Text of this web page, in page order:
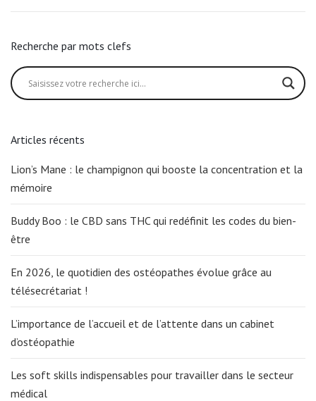
Recherche par mots clefs
Articles récents
Lion’s Mane : le champignon qui booste la concentration et la
mémoire
Buddy Boo : le CBD sans THC qui redéfinit les codes du bien-
être
En 2026, le quotidien des ostéopathes évolue grâce au
télésecrétariat !
L’importance de l’accueil et de l’attente dans un cabinet
d’ostéopathie
Les soft skills indispensables pour travailler dans le secteur
médical